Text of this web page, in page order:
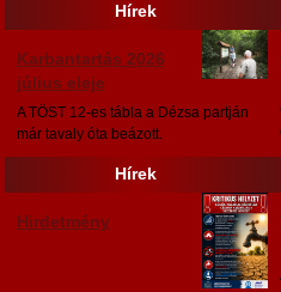
Hírek
Karbantartás 2026
július eleje
A TÖST 12-es tábla a Dézsa partján
már tavaly óta beázott.
Hírek
Hirdetmény